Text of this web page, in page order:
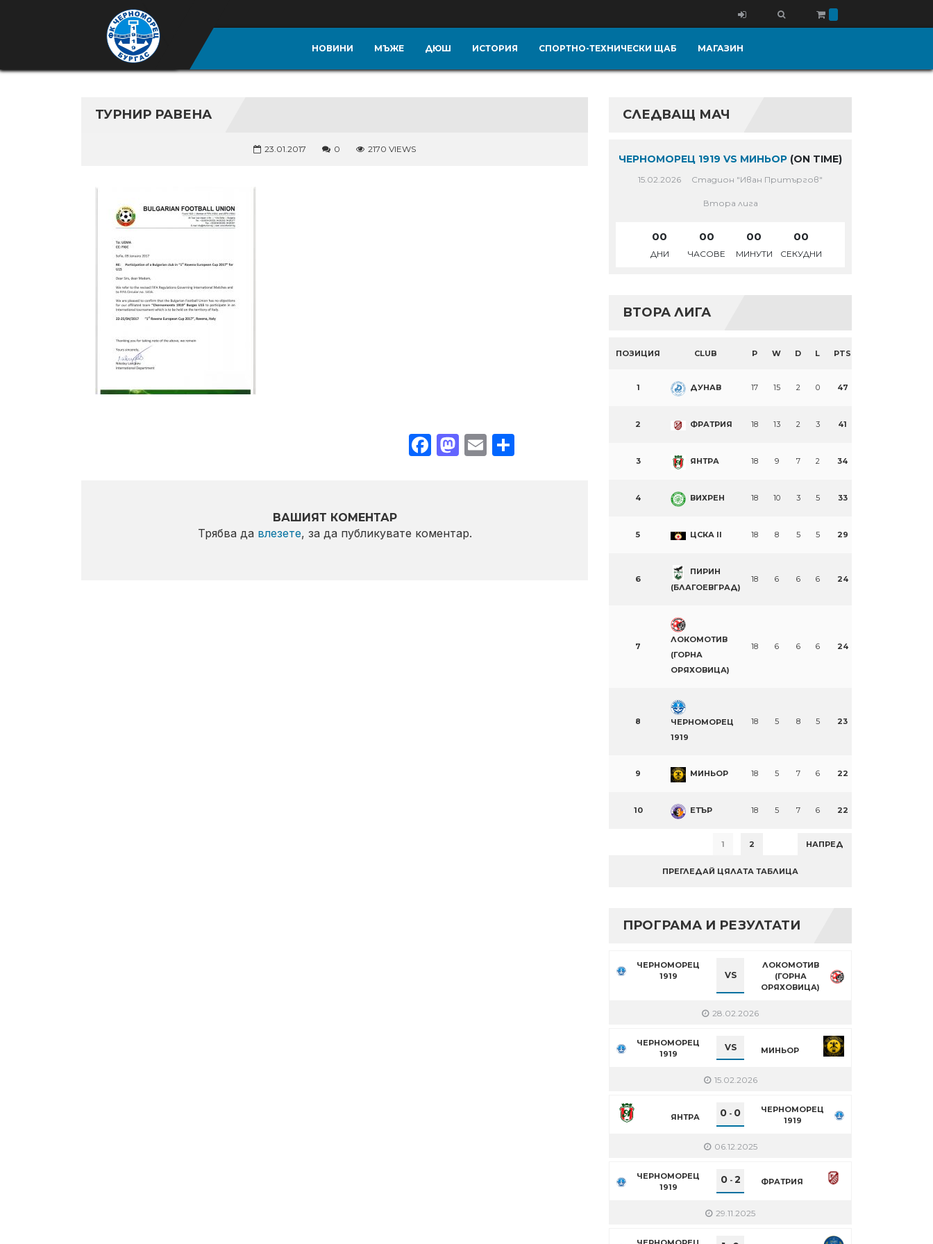
НОВИНИ МЪЖЕ ДЮШ ИСТОРИЯ СПОРТНО-ТЕХНИЧЕСКИ ЩАБ МАГАЗИН
ТУРНИР РАВЕНА
23.01.2017 0 2170 VIEWS
Facebook
Mastodon
EmailShare
ВАШИЯТ КОМЕНТАР
Трябва да влезете, за да публикувате коментар.
СЛЕДВАЩ МАЧ
ЧЕРНОМОРЕЦ 1919 VS МИНЬОР (ON TIME)
15.02.2026 Стадион "Иван Притъргов"
Втора лига
00
ДНИ
00
ЧАСОВЕ
00
МИНУТИ
00
СЕКУДНИ
ВТОРА ЛИГА
ПОЗИЦИЯ CLUB P W D L PTS
1 ДУНАВ 17 15 2 0 47
2 ФРАТРИЯ 18 13 2 3 41
3 ЯНТРА 18 9 7 2 34
4 ВИХРЕН 18 10 3 5 33
5 ЦСКА II 18 8 5 5 29
6
ПИРИН
(БЛАГОЕВГРАД)
18 6 6 6 24
7
ЛОКОМОТИВ
(ГОРНА
ОРЯХОВИЦА)
18 6 6 6 24
8
ЧЕРНОМОРЕЦ
1919
18 5 8 5 23
9 МИНЬОР 18 5 7 6 22
10 ЕТЪР 18 5 7 6 22
1 2 НАПРЕД
ПРЕГЛЕДАЙ ЦЯЛАТА ТАБЛИЦА
ПРОГРАМА И РЕЗУЛТАТИ
ЧЕРНОМОРЕЦ
1919
VS
ЛОКОМОТИВ
(ГОРНА
ОРЯХОВИЦА)
28.02.2026
ЧЕРНОМОРЕЦ
1919
VS МИНЬОР
15.02.2026
ЯНТРА 0 - 0
ЧЕРНОМОРЕЦ
1919
06.12.2025
ЧЕРНОМОРЕЦ
1919
0- 2 ФРАТРИЯ
29.11.2025